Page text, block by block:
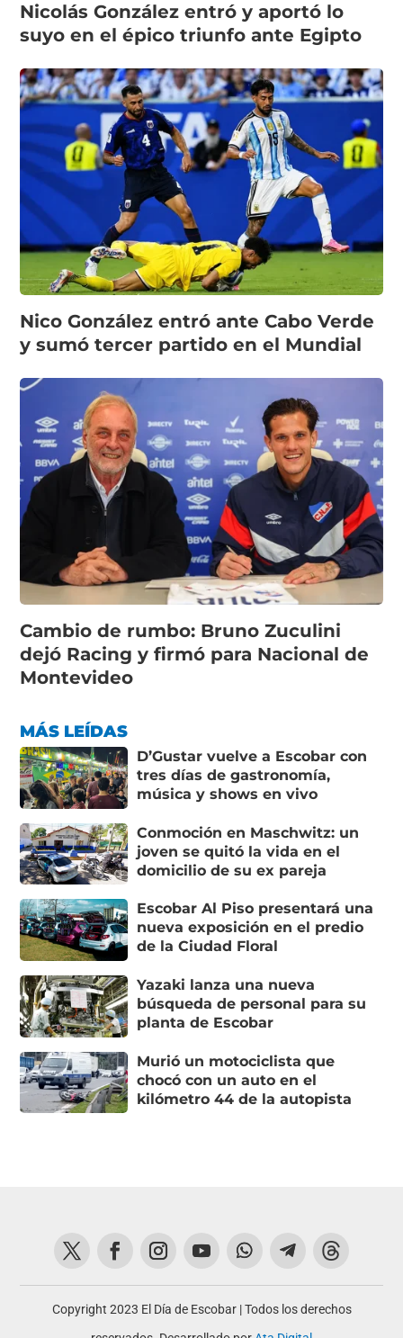
Nicolás González entró y aportó lo
suyo en el épico triunfo ante Egipto
Nico González entró ante Cabo Verde
y sumó tercer partido en el Mundial
Cambio de rumbo: Bruno Zuculini
dejó Racing y firmó para Nacional de
Montevideo
MÁS LEÍDAS
D’Gustar vuelve a Escobar con
tres días de gastronomía,
música y shows en vivo
Conmoción en Maschwitz: un
joven se quitó la vida en el
domicilio de su ex pareja
Escobar Al Piso presentará una
nueva exposición en el predio
de la Ciudad Floral
Yazaki lanza una nueva
búsqueda de personal para su
planta de Escobar
Murió un motociclista que
chocó con un auto en el
kilómetro 44 de la autopista
Copyright 2023 El Día de Escobar | Todos los derechos